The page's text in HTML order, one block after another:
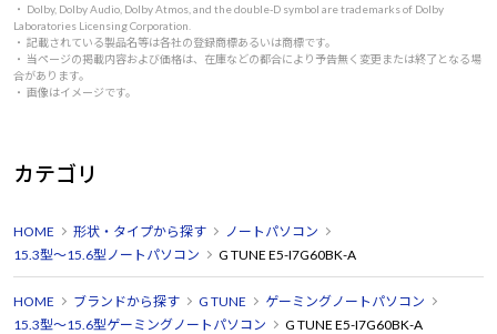
・ Dolby, Dolby Audio, Dolby Atmos, and the double-D symbol are trademarks of Dolby
Laboratories Licensing Corporation.
・ 記載されている製品名等は各社の登録商標あるいは商標です。
・ 当ページの掲載内容および価格は、在庫などの都合により予告無く変更または終了となる場
合があります。
・ 画像はイメージです。
カテゴリ
HOME 形状・タイプから探す
ノートパソコン
15.3型～15.6型ノートパソコン
G TUNE E5-I7G60BK-A
HOME ブランドから探す G TUNE
ゲーミングノートパソコン
15.3型～15.6型ゲーミングノートパソコン
G TUNE E5-I7G60BK-A